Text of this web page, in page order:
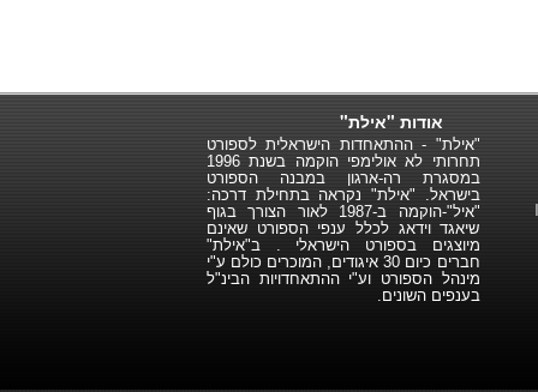
אודות "אילת"
"אילת" - ההתאחדות הישראלית לספורט
תחרותי לא אולימפי הוקמה בשנת 1996
במסגרת רה-ארגון במבנה הספורט
בישראל. "אילת" נקראה בתחילת דרכה:
"איל"-הוקמה ב-1987 לאור הצורך בגוף
שיאגד וידאג לכלל ענפי הספורט שאינם
מיוצגים בספורט הישראלי . ב"אילת"
חברים כיום 30 איגודים, המוכרים כולם ע"י
מינהל הספורט וע"י ההתאחדויות הבינ"ל
בענפים השונים.